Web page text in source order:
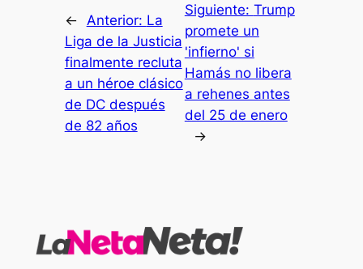
← Anterior: La
Liga de la Justicia
finalmente recluta
a un héroe clásico
de DC después
de 82 años
Siguiente: Trump
promete un
'infierno' si
Hamás no libera
a rehenes antes
del 25 de enero
→